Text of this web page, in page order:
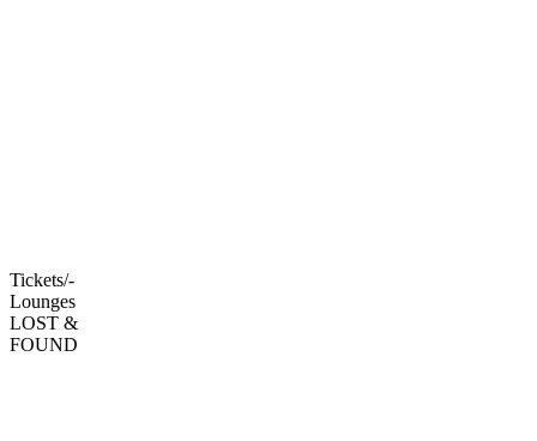
Tickets/-
Lounges
LOST &
FOUND